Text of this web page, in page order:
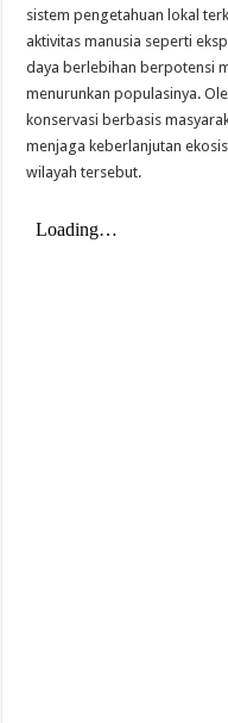
sistem pengetahuan lokal
aktivitas manusia seperti
daya berlebihan berpotensi
menurunkan populasinya.
konservasi berbasis
menjaga keberlanjutan
wilayah tersebut.